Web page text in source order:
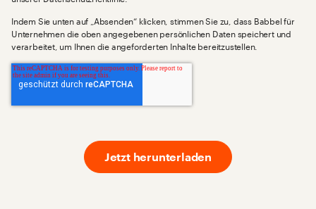
Indem Sie unten auf „Absenden“ klicken, stimmen Sie zu, dass Babbel für
Unternehmen die oben angegebenen persönlichen Daten speichert und
verarbeitet, um Ihnen die angeforderten Inhalte bereitzustellen.